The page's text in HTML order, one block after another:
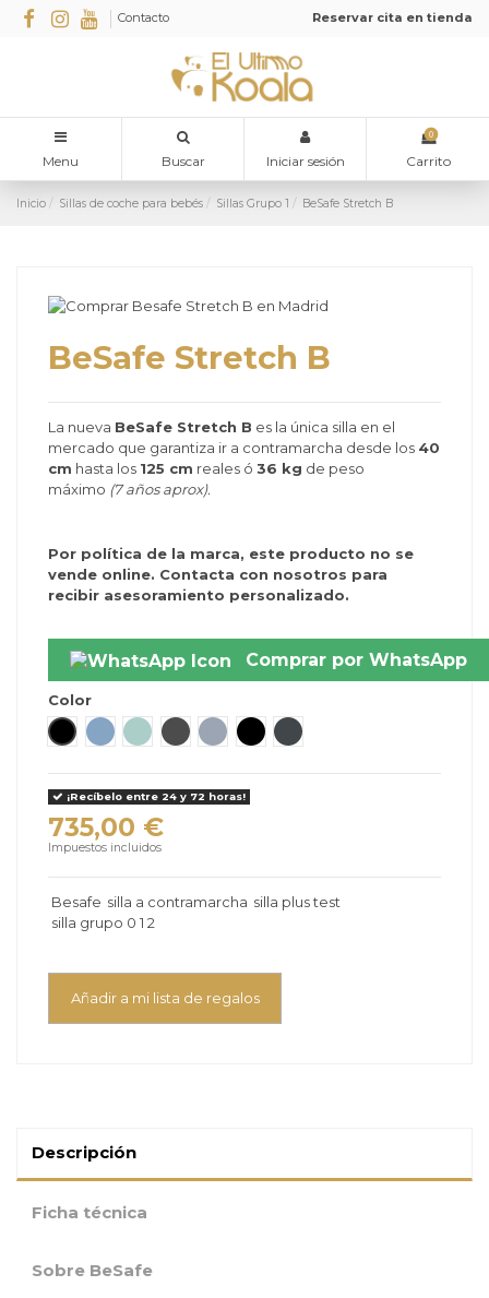
Contacto Reservar cita en tienda
Menu Buscar Iniciar sesión
0
Carrito
Inicio Sillas de coche para bebés Sillas Grupo 1 BeSafe Stretch B
BeSafe Stretch B
La nueva BeSafe Stretch B es la única silla en el
mercado que garantiza ir a contramarcha desde los 40
cm hasta los 125 cm reales ó 36 kg de peso
máximo (7 años aprox).
Por política de la marca, este producto no se
vende online. Contacta con nosotros para
recibir asesoramiento personalizado.
Comprar por WhatsApp
Color
Fresh Black Cab
Cloud Melange
Sea Green Melange
Metallic Melange
Peak MeshPremium Car Interior
Anthracite Mesh
¡Recíbelo entre 24 y 72 horas!
735,00 €
Impuestos incluidos
Besafe silla a contramarcha silla plus test
silla grupo 0 1 2
Añadir a mi lista de regalos
Descripción
Ficha técnica
Sobre BeSafe